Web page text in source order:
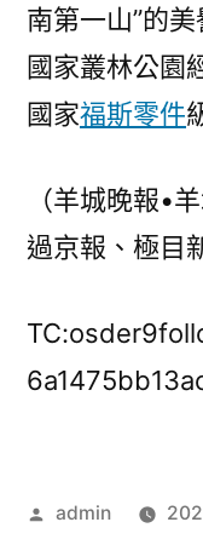
南第一山”的
國家叢林公園
國家福斯零件
（羊城晚報•
過京報、極目
作
admin